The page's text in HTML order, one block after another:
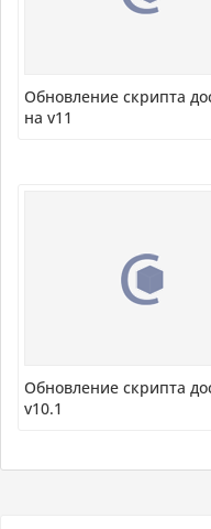
Обновление скрипта
на v11
Обновление скрипта
v10.1